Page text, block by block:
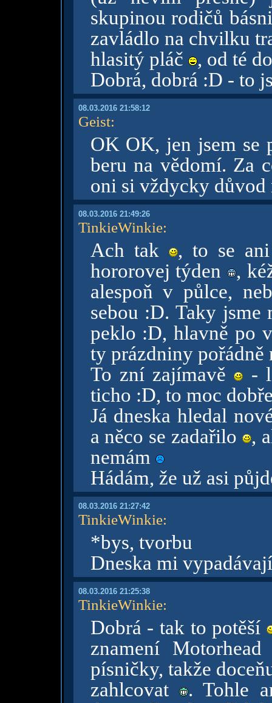
skupinou rodičů
zavládlo na chvilku
hlasitý pláč
, od té
Dobrá, dobrá :D - to
08.03.2016 21:58:12
Geist:
OK OK, jen jsem se
beru na vědomí. Za
oni si vždycky
08.03.2016 21:49:26
TinkieWinkie:
Ach tak
, to se
hororovej týden ,
alespoň v půlce,
sebou :D. Taky
peklo :D, hlavně po
ty prázdniny pořádně
To zní zajímavě
-
ticho :D, to moc
Já dneska hledal
a něco se zadařilo
,
nemám
Hádám, že už asi
08.03.2016 21:27:42
TinkieWinkie:
*bys, tvorbu
Dneska mi
08.03.2016 21:25:38
TinkieWinkie:
Dobrá - tak to potěší
znamení
písničky, takže
zahlcovat
. Tohle